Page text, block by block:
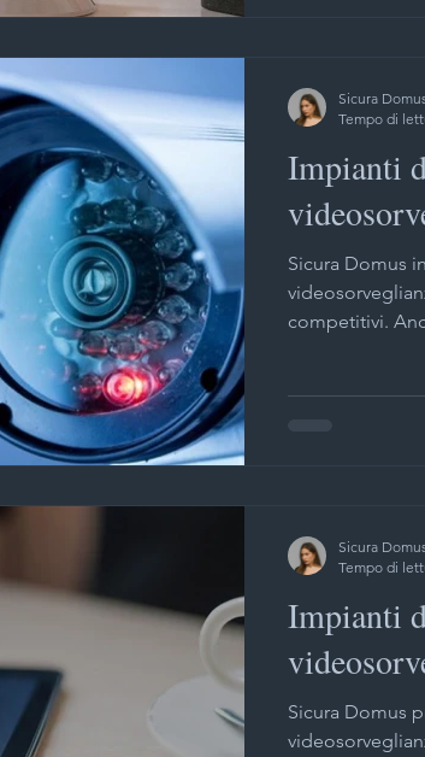
Impianti
Sicura Domus
videosorveglianza a
competitivi.
Sicura
Tempo di
Impianti
Sicura Domus
Sicura
Tempo di